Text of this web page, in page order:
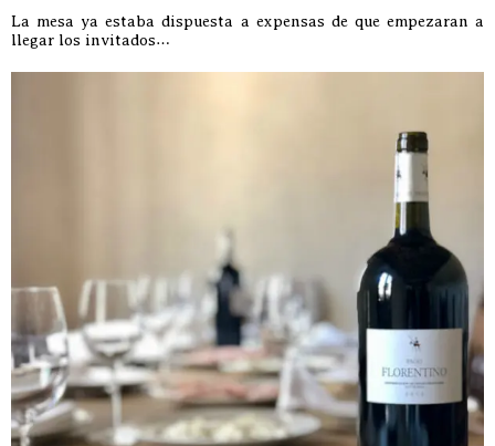
La mesa ya estaba dispuesta a expensas de que empezaran a
llegar los invitados…